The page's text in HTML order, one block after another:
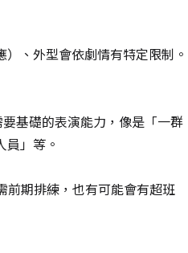
）、外型會依劇情有特定限制。
基礎的表演能力，像是「一群
」等。
期排練，也有可能會有超班